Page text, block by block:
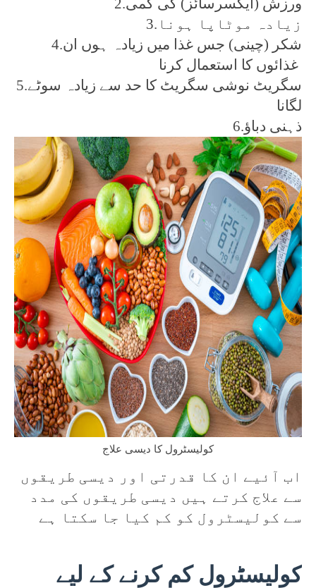
2.ورزش (ایکسرسائز) کی کمی
3.زیادہ موٹاپا ہونا
4.شکر (چینی) جس غذا میں زیادہ ہوں ان
5.سگریٹ نوشی سگریٹ کا حد سے زیادہ سوٹے
لگانا
6.ذہنی دباؤ
کولیسٹرول کا دیسی علاج
اب آئیے ان کا قدرتی اور دیسی طریقوں
سے علاج کرتے ہیں دیسی طریقوں کی مدد
سے کولیسٹرول کو کم کیا جا سکتا ہے
کولیسٹرول کم کرنے کے لیے